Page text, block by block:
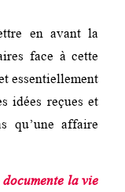
en avant la
face à cette
essentiellement
idées reçues et
qu’une affaire
la vie